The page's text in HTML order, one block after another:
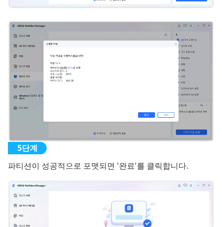
파티션이 성공적으로 포맷되면 '완료'를 클릭합니다.